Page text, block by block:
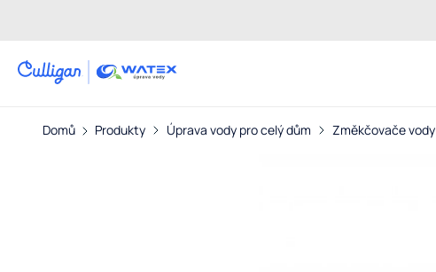
Domů Produkty Úprava vody pro celý dům Změkčovače vody